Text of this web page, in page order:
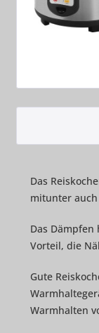
Das
mitunter
Das
Vorteil, die
Gute
Warmhalten